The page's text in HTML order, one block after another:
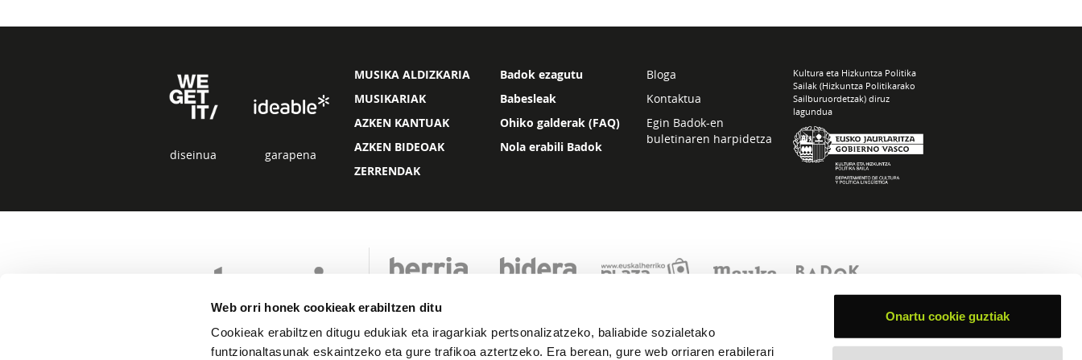
Web orri honek cookieak erabiltzen ditu
Cookieak erabiltzen ditugu edukiak eta iragarkiak pertsonalizatzeko, baliabide sozialetako
funtzionaltasunak eskaintzeko eta gure trafikoa aztertzeko. Era berean, gure web orriaren erabilerari
Onartu cookie guztiak
diseinua garapena
MUSIKA ALDIZKARIA
MUSIKARIAK
AZKEN KANTUAK
AZKEN BIDEOAK
ZERRENDAK
Badok ezagutu
Babesleak
Ohiko galderak (FAQ)
Nola erabili Badok
Bloga
Kontaktua
Egin Badok-en
buletinaren harpidetza
Kultura eta Hizkuntza Politika
Sailak (Hizkuntza Politikarako
Sailburuordetzak) diruz
lagundua